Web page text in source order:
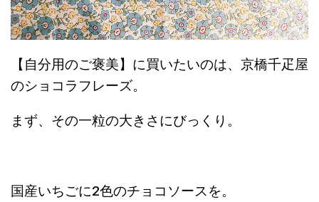
【自分用のご褒美】に買いたいのは、京橋千疋屋
のショコラフレーズ。
まず、その一粒の大きさにびっくり。
国産いちごに2色のチョコソースを。